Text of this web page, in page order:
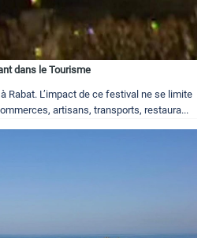
dans le Tourisme
Rabat. L’impact de ce festival ne se limite
artisans, transports, restaura...